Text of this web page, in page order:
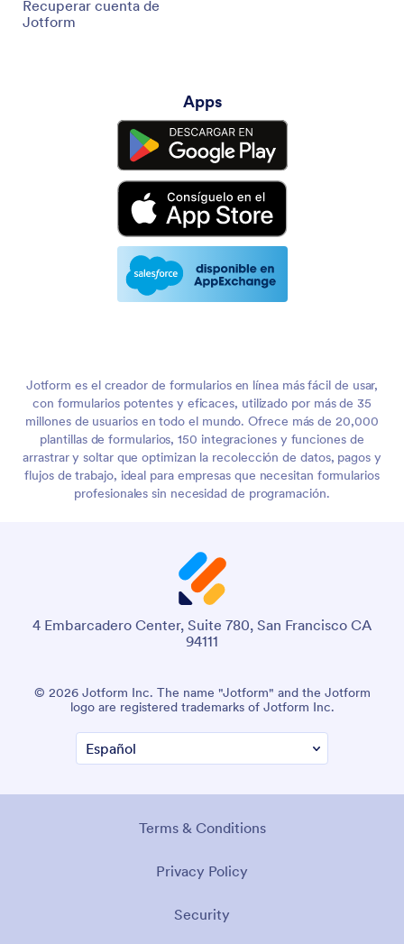
Recuperar cuenta de
Jotform
Apps
Jotform es el creador de formularios en línea más fácil de usar,
con formularios potentes y eficaces, utilizado por más de 35
millones de usuarios en todo el mundo. Ofrece más de 20,000
plantillas de formularios, 150 integraciones y funciones de
arrastrar y soltar que optimizan la recolección de datos, pagos y
flujos de trabajo, ideal para empresas que necesitan formularios
profesionales sin necesidad de programación.
4 Embarcadero Center, Suite 780, San Francisco CA
94111
© 2026 Jotform Inc. The name "Jotform" and the Jotform
logo are registered trademarks of Jotform Inc.
Terms & Conditions
Privacy Policy
Security